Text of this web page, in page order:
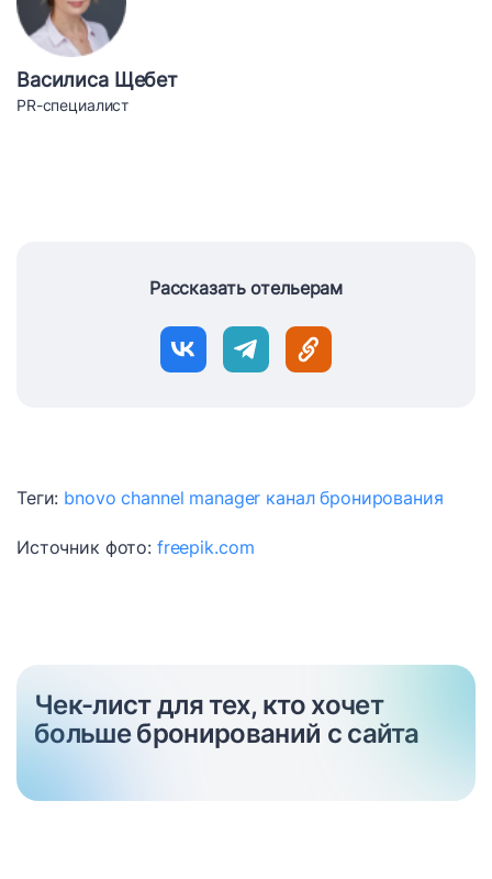
Василиса Щебет
PR-специалист
Рассказать отельерам
Теги: bnovochannel manager канал бронирования
Источник фото: freepik.com
Чек-лист для тех, кто хочет
больше бронирований с сайта